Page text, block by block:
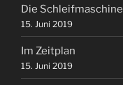
Die Schleifmaschine
15. Juni 2019
Im Zeitplan
15. Juni 2019